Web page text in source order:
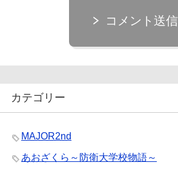
コメント送信
カテゴリー
MAJOR2nd
あおざくら～防衛大学校物語～